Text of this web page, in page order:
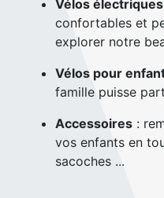
Vélos
confortables et
explorer notre
Vélos pour
famille puisse
Accessoires :
vos enfants en
sacoches ...